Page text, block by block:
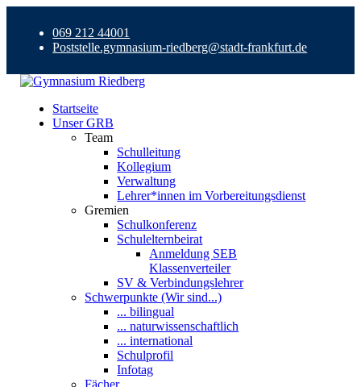
069 212 44001
Poststelle.gymnasium-riedberg@stadt-frankfurt.de
Startseite
Unser GRB
Team
Schulleitung
Kollegium
Verwaltung
Lehrer*innen im Vorbereitungsdienst
Gremien
Schulkonferenz
Schulelternbeirat
Anmeldung SEB
Klassenverteiler
SV & Verbindungslehrer
Schwerpunkte (Wir sind...)
... bilingual
... naturwissenschaftlich
... international
Schulprofil
Infotag
Fächer